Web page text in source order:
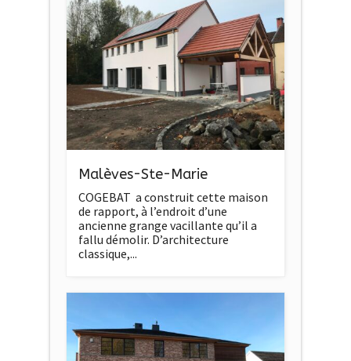
Malèves-Ste-Marie
COGEBAT a construit cette maison
de rapport, à l’endroit d’une
ancienne grange vacillante qu’il a
fallu démolir. D’architecture
classique,...